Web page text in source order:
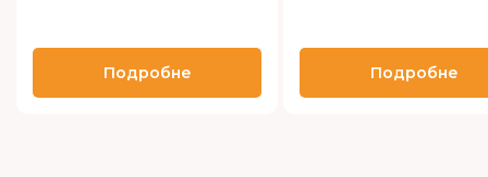
Подробне Подробне